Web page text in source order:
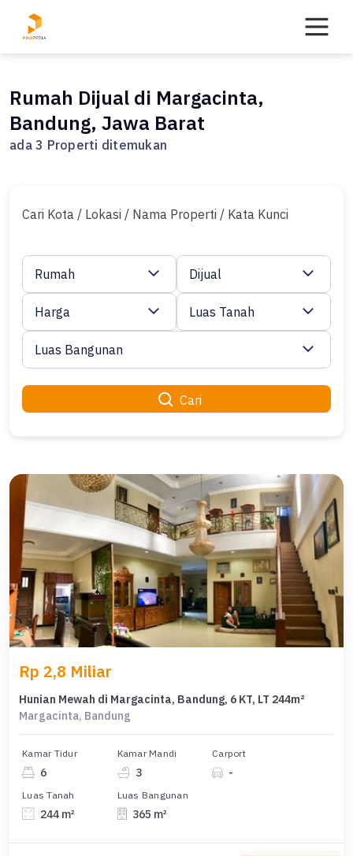
Rumah Dijual di Margacinta,
Bandung, Jawa Barat
ada 3 Properti ditemukan
Cari Kota / Lokasi / Nama Properti / Kata Kunci
Cari
Rumah Dijual
Harga Luas Tanah
Luas Bangunan
Rp 2,8 Miliar
Hunian Mewah di Margacinta, Bandung, 6 KT, LT 244m²
Margacinta, Bandung
Kamar Tidur
6
Kamar Mandi
3
Carport
-
Luas Tanah
244 m²
Luas Bangunan
365 m²